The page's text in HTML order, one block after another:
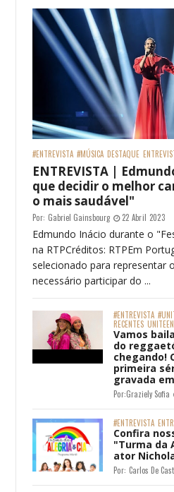
#ENTREVISTA #MÚSICA DESTAQUE
ENTREVISTA |
que decidir o melhor
o mais saudável"
Por: Gabriel Gainsbourg 22 Abril 2023
Edmundo Inácio durante o
na RTPCréditos: RTPEm
selecionado para representar
necessário participar do ...
#ENTREVISTA
RECENTES UNITEEN
Vamos
do
chegando!
primeira
gravada
Por:Graziely Sofia
#ENTREVISTA
Confira
"Turma da
ator
Por: Carlos De